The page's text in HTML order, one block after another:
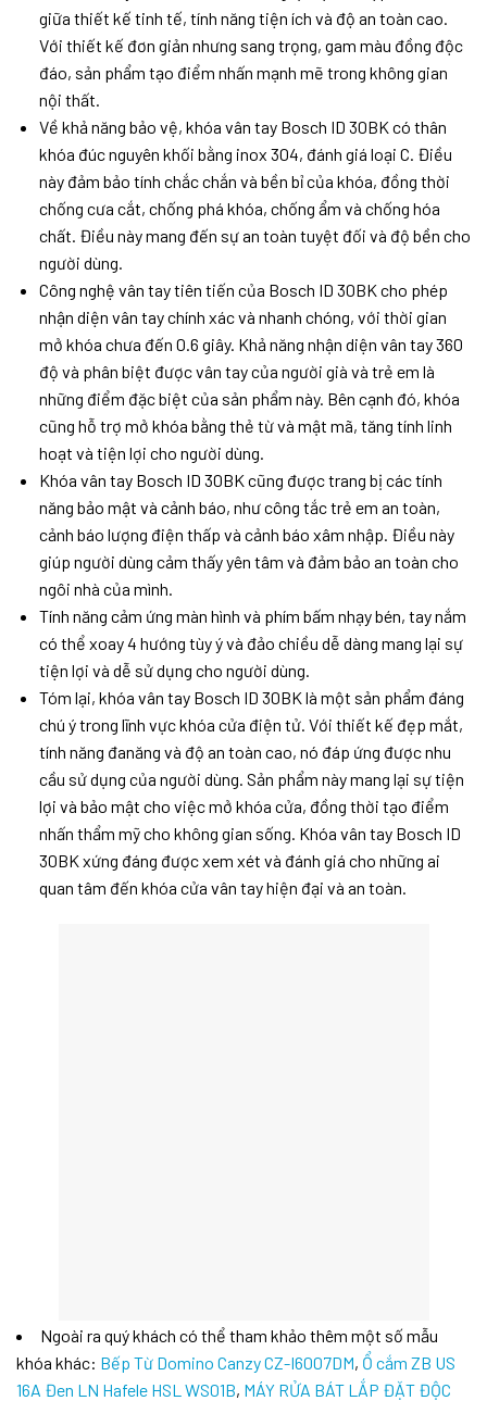
giữa thiết kế tinh tế, tính năng tiện ích và độ an toàn cao.
Với thiết kế đơn giản nhưng sang trọng, gam màu đồng độc
đáo, sản phẩm tạo điểm nhấn mạnh mẽ trong không gian
nội thất.
Về khả năng bảo vệ, khóa vân tay Bosch ID 30BK có thân
khóa đúc nguyên khối bằng inox 304, đánh giá loại C. Điều
này đảm bảo tính chắc chắn và bền bỉ của khóa, đồng thời
chống cưa cắt, chống phá khóa, chống ẩm và chống hóa
chất. Điều này mang đến sự an toàn tuyệt đối và độ bền cho
người dùng.
Công nghệ vân tay tiên tiến của Bosch ID 30BK cho phép
nhận diện vân tay chính xác và nhanh chóng, với thời gian
mở khóa chưa đến 0.6 giây. Khả năng nhận diện vân tay 360
độ và phân biệt được vân tay của người già và trẻ em là
những điểm đặc biệt của sản phẩm này. Bên cạnh đó, khóa
cũng hỗ trợ mở khóa bằng thẻ từ và mật mã, tăng tính linh
hoạt và tiện lợi cho người dùng.
Khóa vân tay Bosch ID 30BK cũng được trang bị các tính
năng bảo mật và cảnh báo, như công tắc trẻ em an toàn,
cảnh báo lượng điện thấp và cảnh báo xâm nhập. Điều này
giúp người dùng cảm thấy yên tâm và đảm bảo an toàn cho
ngôi nhà của mình.
Tính năng cảm ứng màn hình và phím bấm nhạy bén, tay nắm
có thể xoay 4 hướng tùy ý và đảo chiều dễ dàng mang lại sự
tiện lợi và dễ sử dụng cho người dùng.
Tóm lại, khóa vân tay Bosch ID 30BK là một sản phẩm đáng
chú ý trong lĩnh vực khóa cửa điện tử. Với thiết kế đẹp mắt,
tính năng đanăng và độ an toàn cao, nó đáp ứng được nhu
cầu sử dụng của người dùng. Sản phẩm này mang lại sự tiện
lợi và bảo mật cho việc mở khóa cửa, đồng thời tạo điểm
nhấn thẩm mỹ cho không gian sống. Khóa vân tay Bosch ID
30BK xứng đáng được xem xét và đánh giá cho những ai
quan tâm đến khóa cửa vân tay hiện đại và an toàn.
Ngoài ra quý khách có thể tham khảo thêm một số mẫu
khóa khác: Bếp Từ Domino Canzy CZ-I6007DM, Ổ cắm ZB US
16A Đen LN Hafele HSL WS01B, MÁY RỬA BÁT LẮP ĐẶT ĐỘC